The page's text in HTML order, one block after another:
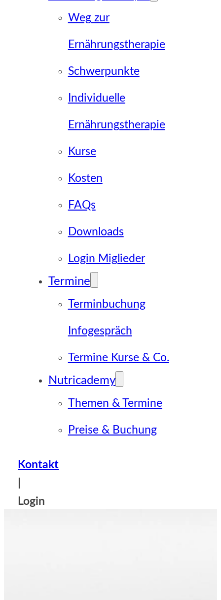
Weg zur
Ernährungstherapie
Schwerpunkte
Individuelle
Ernährungstherapie
Kurse
Kosten
FAQs
Downloads
Login Miglieder
Termine
Terminbuchung
Infogespräch
Termine Kurse & Co.
Nutricademy
Themen & Termine
Preise & Buchung
Kontakt
Login